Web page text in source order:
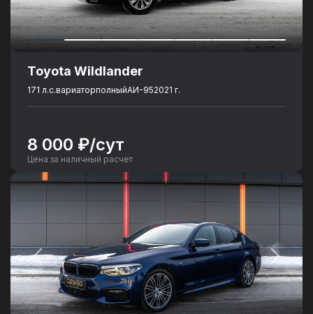
Toyota Wildlander
171 л.с.вариаторполныйАИ-952021 г.
8 000 ₽/сут
Цена за наличный расчет